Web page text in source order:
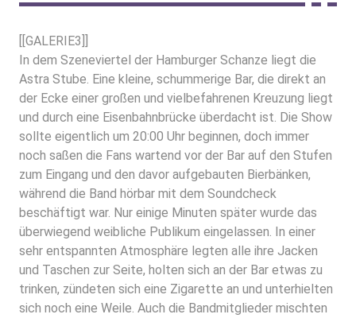
[[GALERIE3]]
In dem Szeneviertel der Hamburger Schanze liegt die
Astra Stube. Eine kleine, schummerige Bar, die direkt an
der Ecke einer großen und vielbefahrenen Kreuzung liegt
und durch eine Eisenbahnbrücke überdacht ist. Die Show
sollte eigentlich um 20:00 Uhr beginnen, doch immer
noch saßen die Fans wartend vor der Bar auf den Stufen
zum Eingang und den davor aufgebauten Bierbänken,
während die Band hörbar mit dem Soundcheck
beschäftigt war. Nur einige Minuten später wurde das
überwiegend weibliche Publikum eingelassen. In einer
sehr entspannten Atmosphäre legten alle ihre Jacken
und Taschen zur Seite, holten sich an der Bar etwas zu
trinken, zündeten sich eine Zigarette an und unterhielten
sich noch eine Weile. Auch die Bandmitglieder mischten